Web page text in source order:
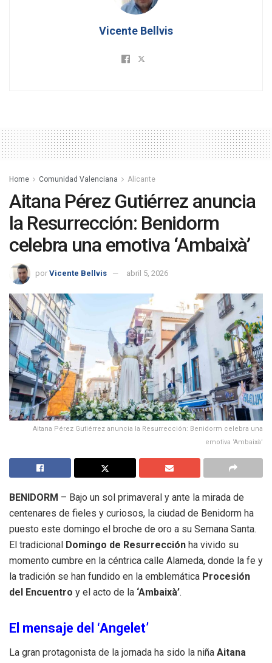
Vicente Bellvis
Home Comunidad Valenciana Alicante
Aitana Pérez Gutiérrez anuncia
la Resurrección: Benidorm
celebra una emotiva ‘Ambaixà’
por Vicente Bellvis abril 5, 2026
Aitana Pérez Gutiérrez anuncia la Resurrección: Benidorm celebra una
emotiva ‘Ambaixà’
BENIDORM – Bajo un sol primaveral y ante la mirada de
centenares de fieles y curiosos, la ciudad de Benidorm ha
puesto este domingo el broche de oro a su Semana Santa.
El tradicional Domingo de Resurrección ha vivido su
momento cumbre en la céntrica calle Alameda, donde la fe y
la tradición se han fundido en la emblemática Procesión
del Encuentro y el acto de la ‘Ambaixà’.
El mensaje del ‘Angelet’
La gran protagonista de la jornada ha sido la niña Aitana